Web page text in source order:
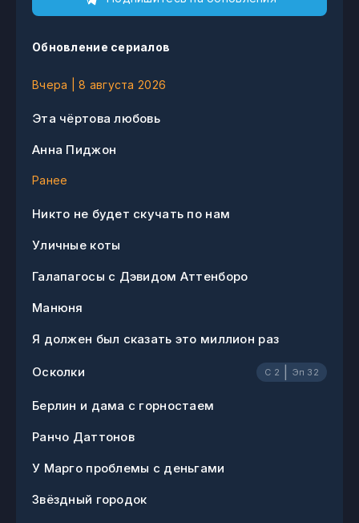
Обновление сериалов
Вчера | 8 августа 2026
Эта чёртова любовь
Анна Пиджон
Ранее
Никто не будет скучать по нам
Уличные коты
Галапагосы с Дэвидом Аттенборо
Манюня
Я должен был сказать это миллион раз
Осколки C 2 Эп 32
Берлин и дама с горностаем
Ранчо Даттонов
У Марго проблемы с деньгами
Звёздный городок